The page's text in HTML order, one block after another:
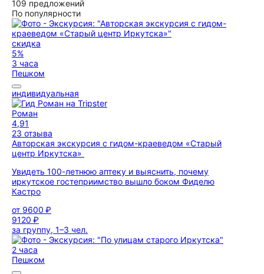
109 предложений
По популярности
скидка
5%
3 часа
Пешком
индивидуальная
Роман
4,91
23 отзыва
Авторская экскурсия с гидом-краеведом «Старый
центр Иркутска»
Увидеть 100-летнюю аптеку и выяснить, почему
иркутское гостеприимство вышло боком Фиделю
Кастро
от 9600 ₽
9120 ₽
за группу, 1–3 чел.
2 часа
Пешком